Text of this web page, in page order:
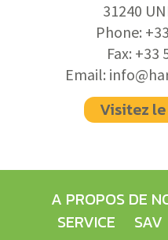
31240
Phone:
Fax: +33
Email:
Visitez le
A PROPOS DE
SERVICE
SAV